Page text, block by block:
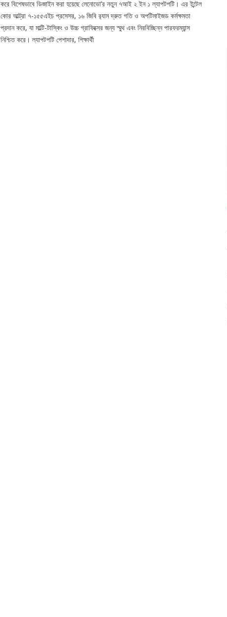
করে বিশেষভাবে ডিজাইন করা হয়েছে লেনোভো’র নতুন ৭আই ২ ইন ১ ল্যাপটপটি। এর ইন্টেল
কোর আল্ট্রা ৭-১৫৫এইচ প্রসেসর, ১৬ জিবি র‍্যাম দ্রুত গতি ও অপটিমাইজড কর্মক্ষমতা
প্রদান করে, যা মাল্টি-টাস্কিং ও উচ্চ গ্রাফিক্সের জন্য স্মুথ এবং নিরবিচ্ছিন্ন পারফরম্যান্স
নিশ্চিত করে। ল্যাপটপটি পেশাদার, শিক্ষার্থী